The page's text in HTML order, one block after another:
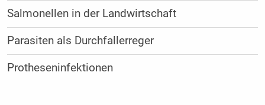
Salmonellen in der Landwirtschaft
Parasiten als Durchfallerreger
Protheseninfektionen